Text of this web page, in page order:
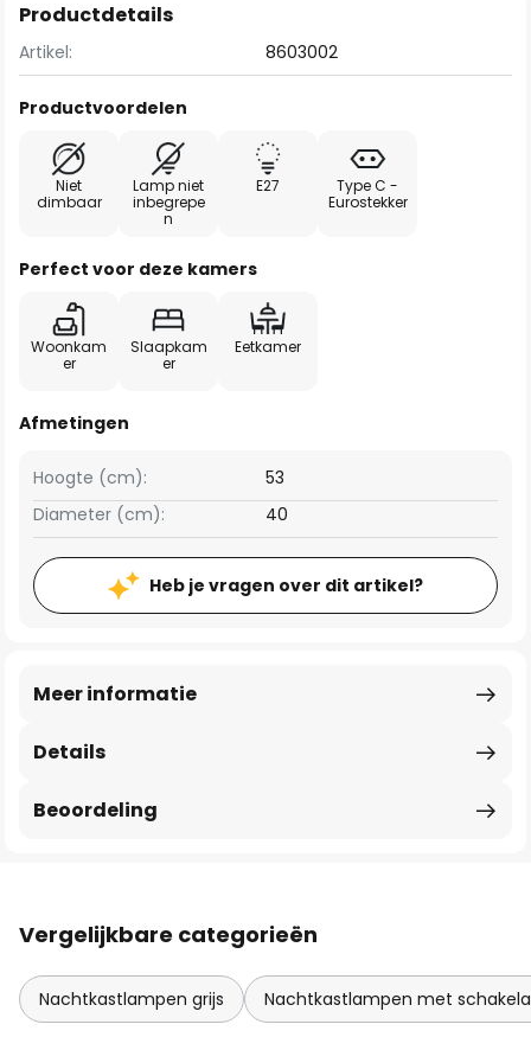
Productdetails
Artikel: 8603002
Productvoordelen
Niet
dimbaar
Lamp niet
inbegrepe
n
E27
Type C -
Eurostekker
Perfect voor deze kamers
Woonkam
er
Slaapkam
er
Eetkamer
Afmetingen
Hoogte (cm):
53
Diameter (cm):
40
Heb je vragen over dit artikel?
Details
Meer informatie
Beoordeling
Vergelijkbare categorieën
Nachtkastlampen grijs Nachtkastlampen met